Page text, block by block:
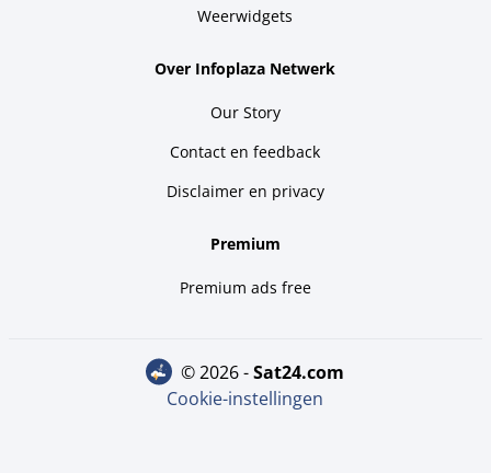
Weerwidgets
Over Infoplaza Netwerk
Our Story
Contact en feedback
Disclaimer en privacy
Premium
Premium ads free
© 2026 - sat24.com
Cookie-instellingen